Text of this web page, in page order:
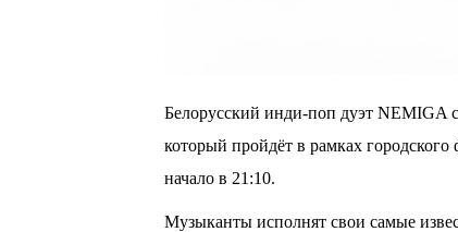
Белорусский инди-поп дуэт NEMIGA
который пройдёт в рамках
начало в 21:10.
Музыканты исполнят свои самые